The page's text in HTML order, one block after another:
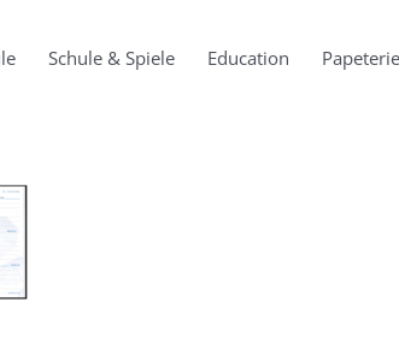
Schule & Spiele Education Papeterie